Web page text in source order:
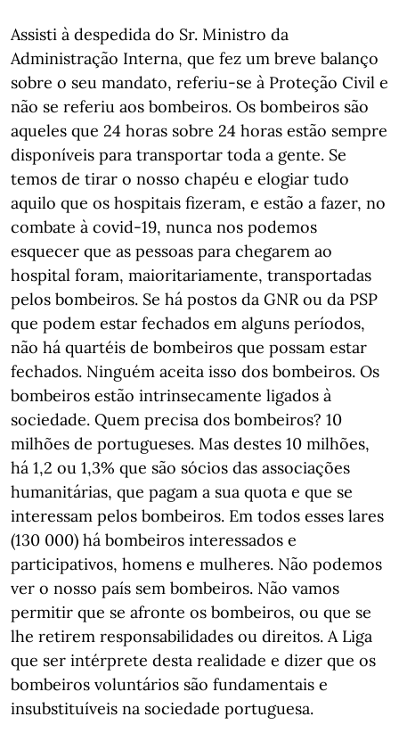
Assisti à despedida do Sr. Ministro da
Administração Interna, que fez um breve balanço
sobre o seu mandato, referiu-se à Proteção Civil e
não se referiu aos bombeiros. Os bombeiros são
aqueles que 24 horas sobre 24 horas estão sempre
disponíveis para transportar toda a gente. Se
temos de tirar o nosso chapéu e elogiar tudo
aquilo que os hospitais fizeram, e estão a fazer, no
combate à covid-19, nunca nos podemos
esquecer que as pessoas para chegarem ao
hospital foram, maioritariamente, transportadas
pelos bombeiros. Se há postos da GNR ou da PSP
que podem estar fechados em alguns períodos,
não há quartéis de bombeiros que possam estar
fechados. Ninguém aceita isso dos bombeiros. Os
bombeiros estão intrinsecamente ligados à
sociedade. Quem precisa dos bombeiros? 10
milhões de portugueses. Mas destes 10 milhões,
há 1,2 ou 1,3% que são sócios das associações
humanitárias, que pagam a sua quota e que se
interessam pelos bombeiros. Em todos esses lares
(130 000) há bombeiros interessados e
participativos, homens e mulheres. Não podemos
ver o nosso país sem bombeiros. Não vamos
permitir que se afronte os bombeiros, ou que se
lhe retirem responsabilidades ou direitos. A Liga
que ser intérprete desta realidade e dizer que os
bombeiros voluntários são fundamentais e
insubstituíveis na sociedade portuguesa.